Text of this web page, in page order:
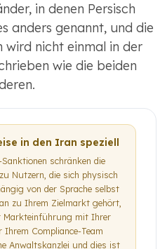
in denen Persisch
anders genannt, und die
wird nicht einmal in der
wie die beiden
in den Iran speziell
schränken die
Nutzern, die sich physisch
von der Sprache selbst
zu Ihrem Zielmarkt gehört,
Markteinführung mit Ihrer
Ihrem Compliance-Team
Anwaltskanzlei und dies ist